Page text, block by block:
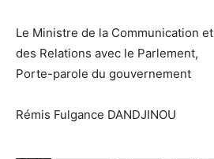
Le Ministre de la Communication et
des Relations avec le Parlement,
Porte-parole du gouvernement
Rémis Fulgance DANDJINOU